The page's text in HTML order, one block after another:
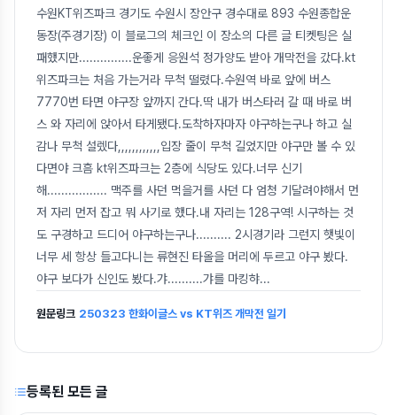
수원KT위즈파크 경기도 수원시 장안구 경수대로 893 수원종합운
동장(주경기장) 이 블로그의 체크인 이 장소의 다른 글 티켓팅은 실
패했지만...............운좋게 응원석 정가양도 받아 개막전을 갔다.kt
위즈파크는 처음 가는거라 무척 떨렸다.수원역 바로 앞에 버스
7770번 타면 야구장 앞까지 간다.딱 내가 버스타러 갈 때 바로 버
스 와 자리에 앉아서 타게됐다.도착하자마자 야구하는구나 하고 실
감나 무척 설렜다,,,,,,,,,,,,입장 줄이 무척 길었지만 야구만 볼 수 있
다면야 크흠 kt위즈파크는 2층에 식당도 있다.너무 신기
해................. 맥주를 사던 먹을거를 사던 다 엄청 기달려야해서 먼
저 자리 먼저 잡고 뭐 사기로 했다.내 자리는 128구역! 시구하는 것
도 구경하고 드디어 야구하는구나.......... 2시경기라 그런지 햇빛이
너무 세 항상 들고다니는 류현진 타올을 머리에 두르고 야구 봤다.
야구 보다가 신인도 봤다.갸..........갸를 마킹햐...
원문링크 250323 한화이글스 vs KT위즈 개막전 일기
등록된 모든 글